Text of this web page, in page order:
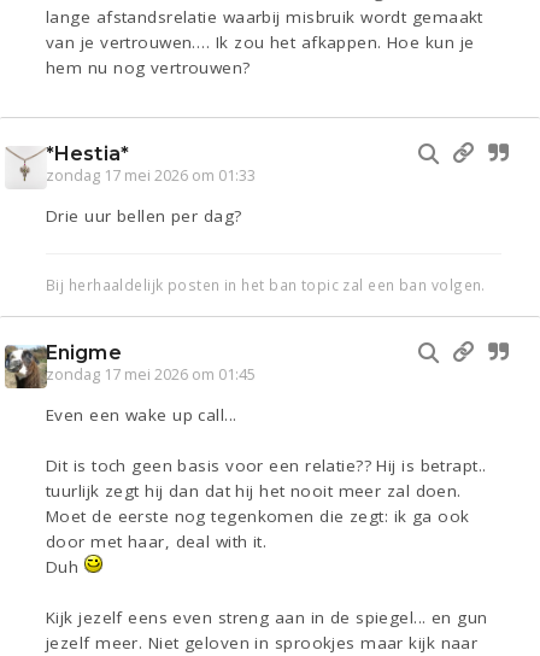
lange afstandsrelatie waarbij misbruik wordt gemaakt
van je vertrouwen…. Ik zou het afkappen. Hoe kun je
hem nu nog vertrouwen?
*Hestia*
zondag 17 mei 2026 om 01:33
Drie uur bellen per dag?
Bij herhaaldelijk posten in het ban topic zal een ban volgen.
Enigme
zondag 17 mei 2026 om 01:45
Even een wake up call...
Dit is toch geen basis voor een relatie?? Hij is betrapt..
tuurlijk zegt hij dan dat hij het nooit meer zal doen.
Moet de eerste nog tegenkomen die zegt: ik ga ook
door met haar, deal with it.
Duh
Kijk jezelf eens even streng aan in de spiegel... en gun
jezelf meer. Niet geloven in sprookjes maar kijk naar